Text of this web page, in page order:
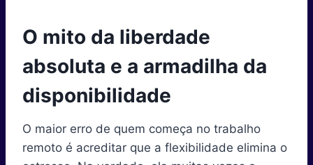
O mito da liberdade
absoluta e a armadilha da
disponibilidade
O maior erro de quem começa no trabalho
remoto é acreditar que a flexibilidade elimina o